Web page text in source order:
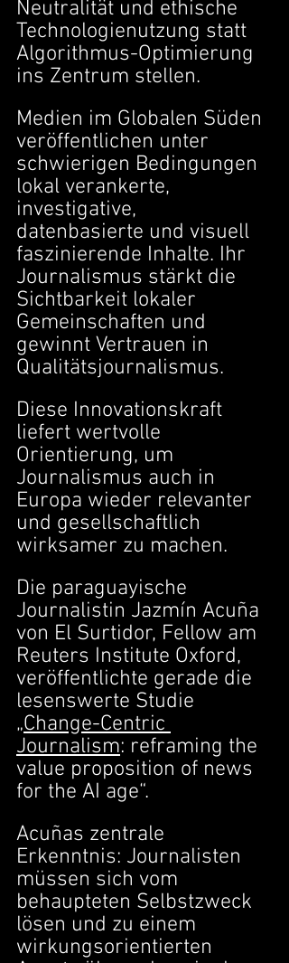
Neutralität und ethische
Technologienutzung statt
Algorithmus-Optimierung
ins Zentrum stellen.
Medien im Globalen Süden
veröffentlichen unter
schwierigen Bedingungen
lokal verankerte,
investigative,
datenbasierte und visuell
faszinierende Inhalte. Ihr
Journalismus stärkt die
Sichtbarkeit lokaler
Gemeinschaften und
gewinnt Vertrauen in
Qualitätsjournalismus.
Diese Innovationskraft
liefert wertvolle
Orientierung, um
Journalismus auch in
Europa wieder relevanter
und gesellschaftlich
wirksamer zu machen.
Die paraguayische
Journalistin Jazmín Acuña
von El Surtidor, Fellow am
Reuters Institute Oxford,
veröffentlichte gerade die
lesenswerte Studie
„Change-Centric
Journalism: reframing the
value proposition of news
for the AI age“.
Acuñas zentrale
Erkenntnis: Journalisten
müssen sich vom
behaupteten Selbstzweck
lösen und zu einem
wirkungsorientierten